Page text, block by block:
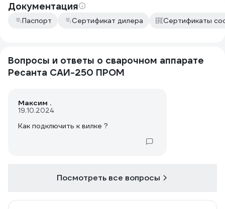
Документация
Паспорт Сертификат дилера Сертификаты
Вопросы и ответы о сварочном аппарате
Ресанта САИ-250 ПРОМ
Максим .
19.10.2024
Как подключить к вилке ?
Посмотреть все вопросы